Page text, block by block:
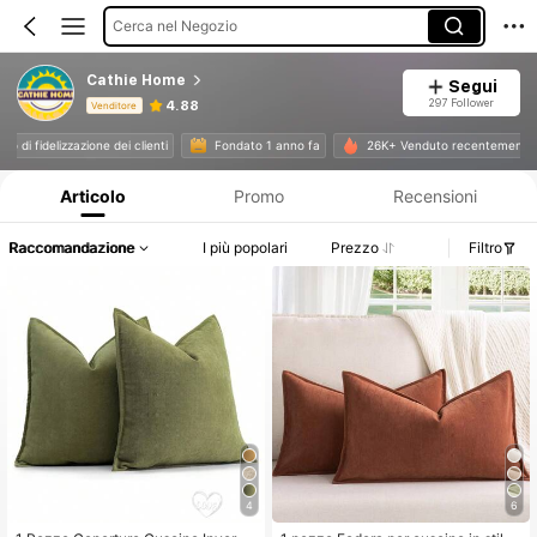
Cerca nel Negozio
Cathie Home
Venditore 4.88
Segui
297 Follower
di fidelizzazione dei clienti Fondato 1 anno fa 26K+ Venduto Informazioni sul prodotto: Comunicazione del prezzo, dettagli su vendite e disponibilità.
Articolo Promo Recensioni
Raccomandazione I più popolari Prezzo Filtro
4 6